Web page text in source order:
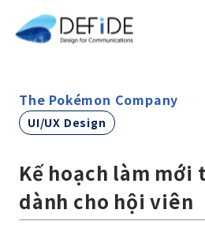
The Pokémon Company
UI/UX Design
Kế hoạch làm mới
dành cho hội viên